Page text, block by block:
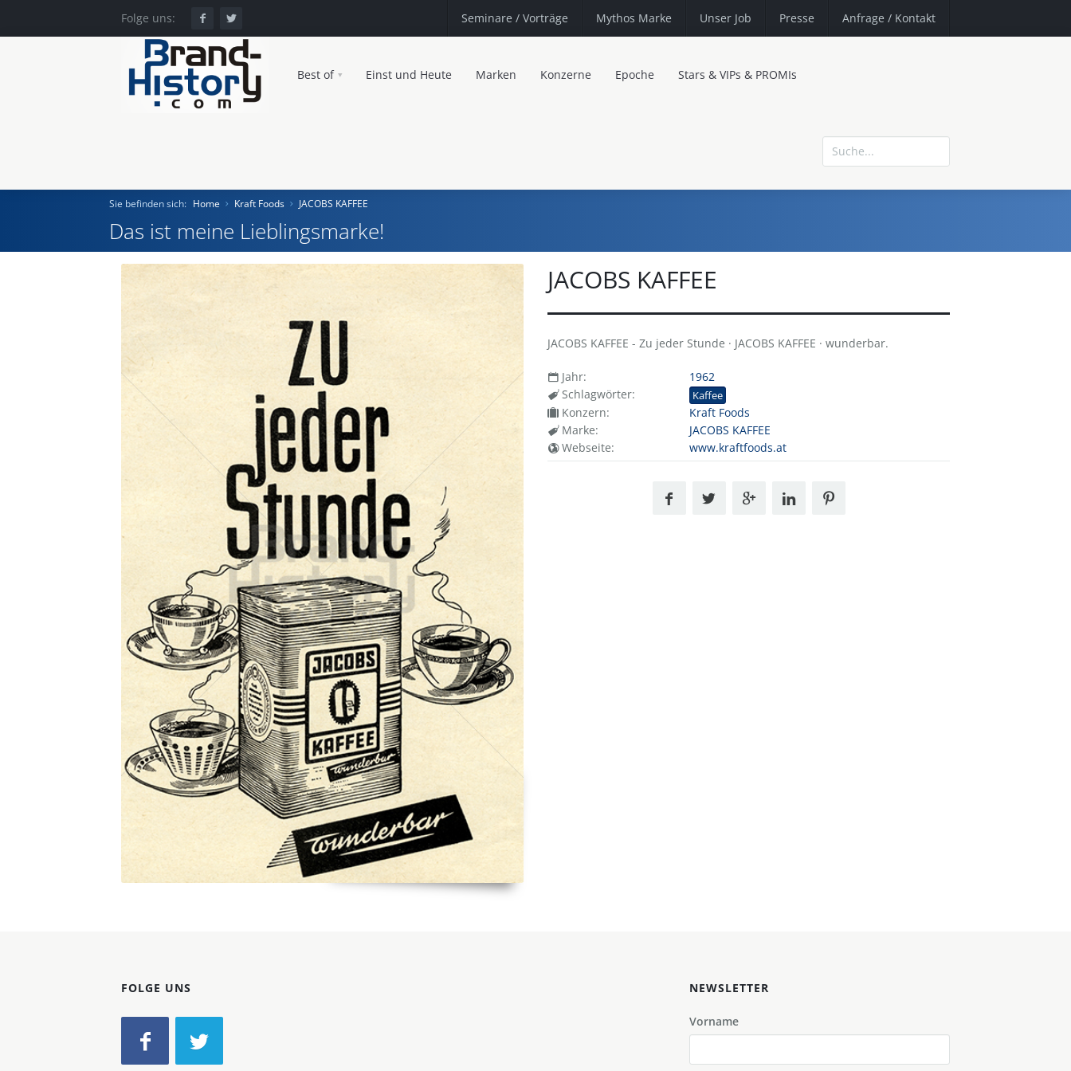
Folge uns: Seminare / Vorträge Mythos Marke Unser Job Presse Anfrage / Kontakt
Best of Einst und Heute Marken Konzerne Epoche Stars & VIPs & PROMIs
Home
Einst und Heute
Marken
Konzerne
Epoche
Sie befinden sich: Home Kraft Foods JACOBS KAFFEE
Das ist meine Lieblingsmarke!
JACOBS KAFFEE
JACOBS KAFFEE - Zu jeder Stunde · JACOBS KAFFEE · wunderbar.
Jahr:
1962
Schlagwörter:
Kaffee
Konzern:
Kraft Foods
Marke:
JACOBS KAFFEE
Webseite:
www.kraftfoods.at
FOLGE UNS NEWSLETTER
Vorname